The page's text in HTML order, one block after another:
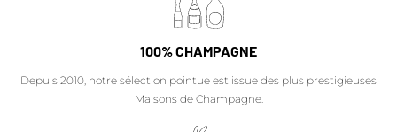
100% CHAMPAGNE
Depuis 2010, notre sélection pointue est issue des plus prestigieuses
Maisons de Champagne.